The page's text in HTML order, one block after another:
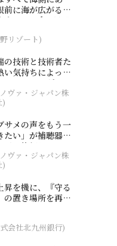
前に海が広がる
島ホテル by 星野
リゾート)
の技術と技術者た
い気持ちによって
ているオーダーメ
聴器
ヴァ・ジャパン株
)
サメの声をもう一
たい」が補聴器チ
ジの後押しに
ヴァ・ジャパン株
)
昇を機に、『守る
の置き場所を再検
会社北九州銀行)